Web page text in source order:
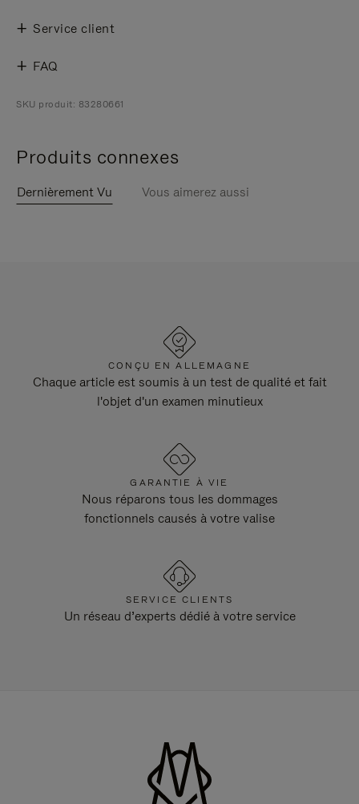
Service client
FAQ
SKU produit: 83280661
Produits connexes
Dernièrement Vu Vous aimerez aussi
CONÇU EN ALLEMAGNE
Chaque article est soumis à un test de qualité et fait
l'objet d'un examen minutieux
GARANTIE À VIE
Nous réparons tous les dommages
fonctionnels causés à votre valise
SERVICE CLIENTS
Un réseau d’experts dédié à votre service